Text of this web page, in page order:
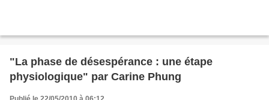
"La phase de désespérance : une étape
physiologique" par Carine Phung